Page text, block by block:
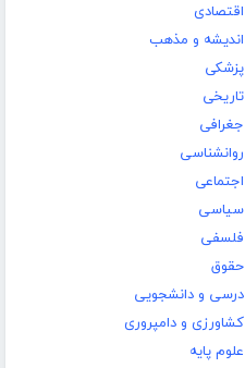
اقتصادی
اندیشه و مذهب
پزشکی
تاریخی
جغرافی
روانشناسی
اجتماعی
سیاسی
فلسفی
حقوق
درسی و دانشجویی
کشاورزی و دامپروری
علوم پایه